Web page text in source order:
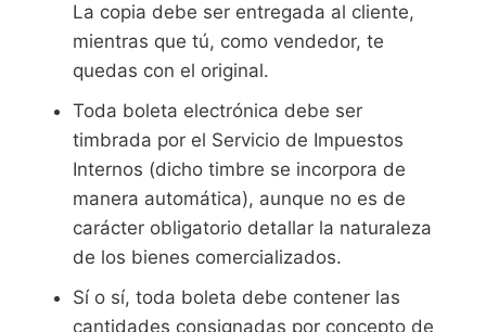
La copia debe ser entregada al cliente,
mientras que tú, como vendedor, te
quedas con el original.
Toda boleta electrónica debe ser
timbrada por el Servicio de Impuestos
Internos (dicho timbre se incorpora de
manera automática), aunque no es de
carácter obligatorio detallar la naturaleza
de los bienes comercializados.
Sí o sí, toda boleta debe contener las
cantidades consignadas por concepto de